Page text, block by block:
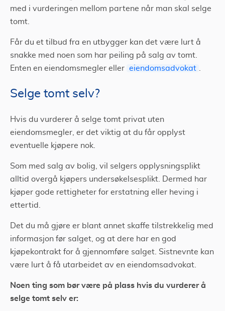
med i vurderingen mellom partene når man skal selge
tomt.
Får du et tilbud fra en utbygger kan det være lurt å
snakke med noen som har peiling på salg av tomt.
Enten en eiendomsmegler eller eiendomsadvokat
Selge tomt selv?
Hvis du vurderer å selge tomt privat uten
eiendomsmegler, er det viktig at du får opplyst
eventuelle kjøpere nok.
Som med salg av bolig, vil selgers opplysningsplikt
alltid overgå kjøpers undersøkelsesplikt. Dermed har
kjøper gode rettigheter for erstatning eller heving i
ettertid.
Det du må gjøre er blant annet skaffe tilstrekkelig med
informasjon før salget, og at dere har en god
kjøpekontrakt for å gjennomføre salget. Sistnevnte kan
være lurt å få utarbeidet av en eiendomsadvokat.
Noen ting som bør være på plass hvis du vurderer å
selge tomt selv er: